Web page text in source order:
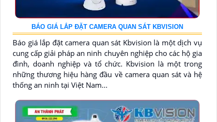
BÁO GIÁ LẮP ĐẶT CAMERA QUAN SÁT KBVISION
Báo giá lắp đặt camera quan sát Kbvision là một dịch vụ
cung cấp giải pháp an ninh chuyên nghiệp cho các hộ gia
đình, doanh nghiệp và tổ chức. Kbvision là một trong
những thương hiệu hàng đầu về camera quan sát và hệ
thống an ninh tại Việt Nam...